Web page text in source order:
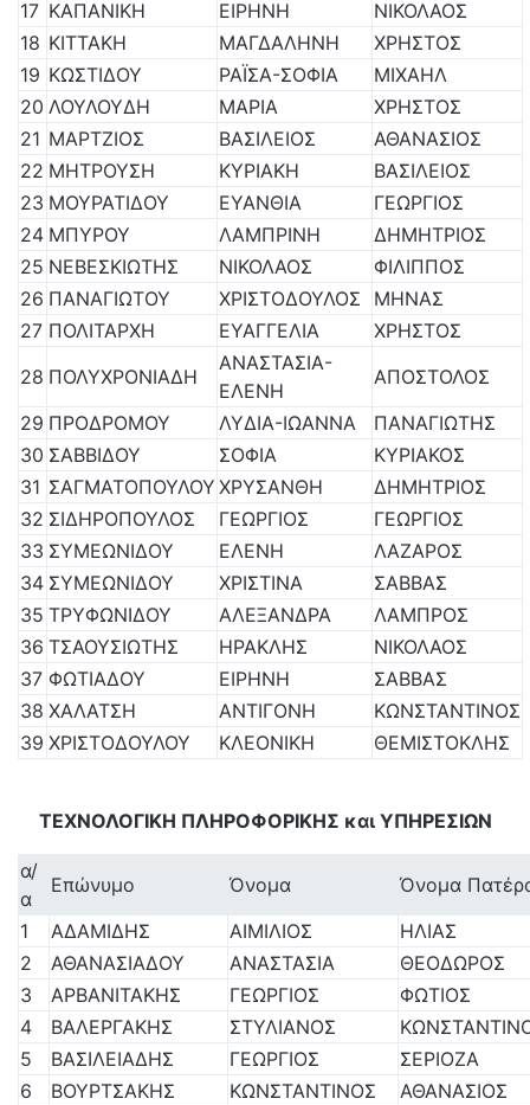
17 ΚΑΠΑΝΙΚΗ ΕΙΡΗΝΗ
ΝΙΚΟΛΑΟΣ
18 ΚΙΤΤΑΚΗ ΜΑΓΔΑΛΗΝΗ
ΧΡΗΣΤΟΣ
19 ΚΩΣΤΙΔΟΥ ΡΑΪΣΑ-ΣΟΦΙΑ
ΜΙΧΑΗΛ
20 ΛΟΥΛΟΥΔΗ ΜΑΡΙΑ
ΧΡΗΣΤΟΣ
21 ΜΑΡΤΖΙΟΣ ΒΑΣΙΛΕΙΟΣ
ΑΘΑΝΑΣΙΟΣ
22 ΜΗΤΡΟΥΣΗ ΚΥΡΙΑΚΗ
ΒΑΣΙΛΕΙΟΣ
23 ΜΟΥΡΑΤΙΔΟΥ ΕΥΑΝΘΙΑ
ΓΕΩΡΓΙΟΣ
24 ΜΠΥΡΟΥ ΛΑΜΠΡΙΝΗ
ΔΗΜΗΤΡΙΟΣ
25 ΝΕΒΕΣΚΙΩΤΗΣ ΝΙΚΟΛΑΟΣ
ΦΙΛΙΠΠΟΣ
26 ΠΑΝΑΓΙΩΤΟΥ ΧΡΙΣΤΟΔΟΥΛΟΣ
ΜΗΝΑΣ
27 ΠΟΛΙΤΑΡΧΗ ΕΥΑΓΓΕΛΙΑ
ΧΡΗΣΤΟΣ
28 ΠΟΛΥΧΡΟΝΙΑΔΗ
ΑΝΑΣΤΑΣΙΑ-
ΕΛΕΝΗ
ΑΠΟΣΤΟΛΟΣ
29 ΠΡΟΔΡΟΜΟΥ ΛΥΔΙΑ-ΙΩΑΝΝΑ
ΠΑΝΑΓΙΩΤΗΣ
30 ΣΑΒΒΙΔΟΥ ΣΟΦΙΑ
ΚΥΡΙΑΚΟΣ
31 ΣΑΓΜΑΤΟΠΟΥΛΟΥ ΧΡΥΣΑΝΘΗ
ΔΗΜΗΤΡΙΟΣ
32 ΣΙΔΗΡΟΠΟΥΛΟΣ ΓΕΩΡΓΙΟΣ
ΓΕΩΡΓΙΟΣ
33 ΣΥΜΕΩΝΙΔΟΥ ΕΛΕΝΗ
ΛΑΖΑΡΟΣ
34 ΣΥΜΕΩΝΙΔΟΥ ΧΡΙΣΤΙΝΑ
ΣΑΒΒΑΣ
35 ΤΡΥΦΩΝΙΔΟΥ ΑΛΕΞΑΝΔΡΑ
ΛΑΜΠΡΟΣ
36 ΤΣΑΟΥΣΙΩΤΗΣ ΗΡΑΚΛΗΣ
ΝΙΚΟΛΑΟΣ
37 ΦΩΤΙΑΔΟΥ ΕΙΡΗΝΗ
ΣΑΒΒΑΣ
38 ΧΑΛΑΤΣΗ ΑΝΤΙΓΟΝΗ
ΚΩΝΣΤΑΝΤΙΝΟΣ
39 ΧΡΙΣΤΟΔΟΥΛΟΥ ΚΛΕΟΝΙΚΗ ΘΕΜΙΣΤΟΚΛΗΣ
ΤΕΧΝΟΛΟΓΙΚΗ ΠΛΗΡΟΦΟΡΙΚΗΣ και ΥΠΗΡΕΣΙΩΝ
α/
α
Επώνυμο Όνομα
Όνομα
1
ΑΔΑΜΙΔΗΣ ΑΙΜΙΛΙΟΣ
ΗΛΙΑΣ
2
ΑΘΑΝΑΣΙΑΔΟΥ ΑΝΑΣΤΑΣΙΑ
ΘΕΟΔΩΡΟΣ
3
ΑΡΒΑΝΙΤΑΚΗΣ ΓΕΩΡΓΙΟΣ
ΦΩΤΙΟΣ
4
ΒΑΛΕΡΓΑΚΗΣ ΣΤΥΛΙΑΝΟΣ
5
ΒΑΣΙΛΕΙΑΔΗΣ ΓΕΩΡΓΙΟΣ
ΣΕΡΙΟΖΑ
6
ΒΟΥΡΤΣΑΚΗΣ ΚΩΝΣΤΑΝΤΙΝΟΣ
ΑΘΑΝΑΣΙΟΣ